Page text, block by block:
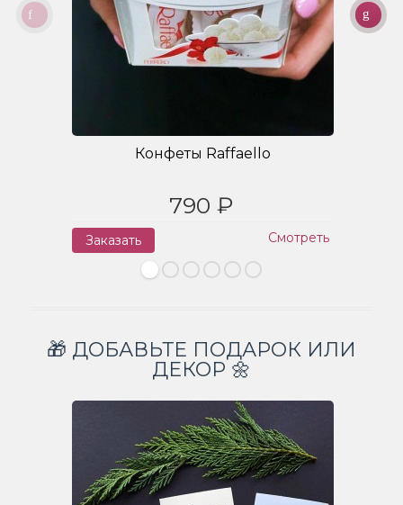
Конфеты Raffaello
790 ₽
Заказать Смотреть
🎁 ДОБАВЬТЕ ПОДАРОК ИЛИ
ДЕКОР 🌼